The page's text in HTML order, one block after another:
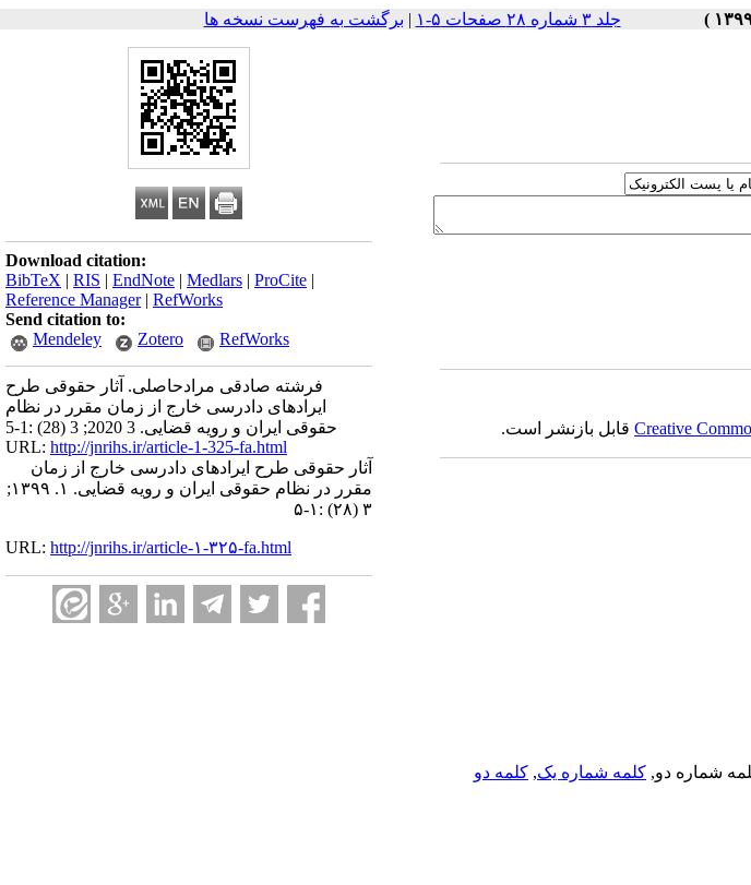
جلد ۳ شماره ۲۸ صفحات ۵-۱ | برگشت به فهرست نسخه ها
Download citation:
BibTeX | RIS | EndNote | Medlars | ProCite |
Reference Manager| RefWorks
Send citation to:
Mendeley
Zotero RefWorks
فرشته صادقی مرادحاصلی. آثار حقوقی طرح
ایرادهای دادرسی خارج از زمان مقرر در نظام
حقوقی ایران و رویه قضایی. 3 2020; 3 (28) :1-5
URL: http://jnrihs.ir/article-1-325-fa.html
آثار حقوقی طرح ایرادهای دادرسی خارج از زمان
مقرر در نظام حقوقی ایران و رویه قضایی. ۱. ۱۳۹۹;
۳ (۲۸) :۱-۵
URL: http://jnrihs.ir/article-۱-۳۲۵-fa.html
Creativeقابل بازنشر است.
شماره دو, کلمه شماره یک, کلمه دو